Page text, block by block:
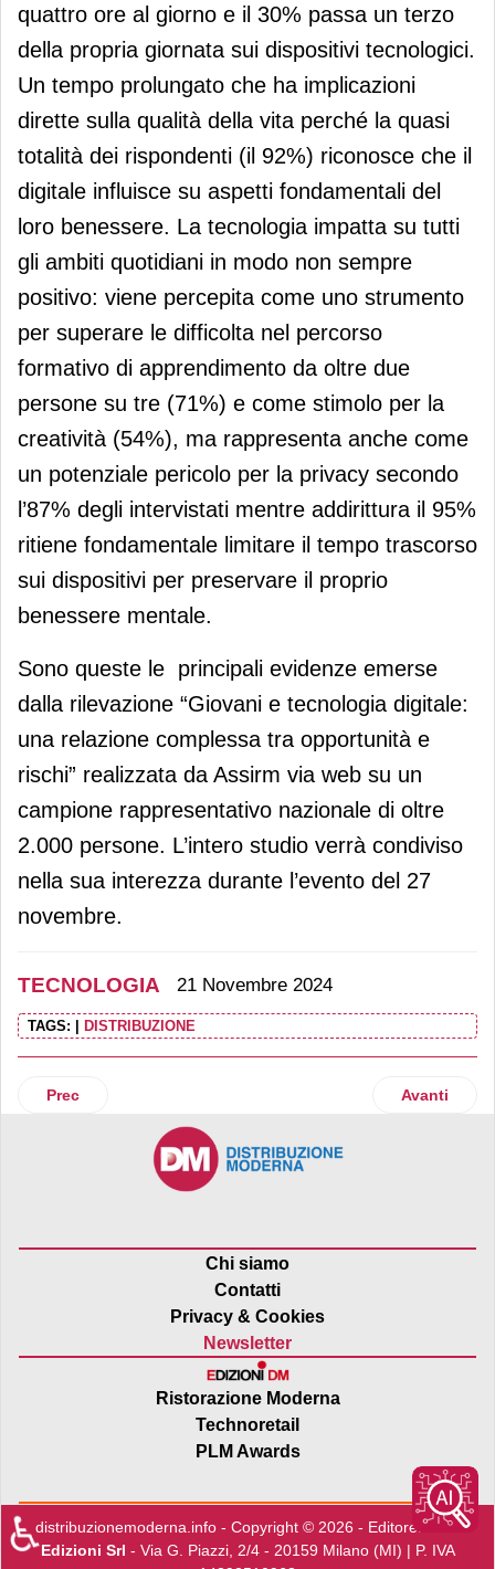
quattro ore al giorno e il 30% passa un terzo
della propria giornata sui dispositivi tecnologici.
Un tempo prolungato che ha implicazioni
dirette sulla qualità della vita perché la quasi
totalità dei rispondenti (il 92%) riconosce che il
digitale influisce su aspetti fondamentali del
loro benessere. La tecnologia impatta su tutti
gli ambiti quotidiani in modo non sempre
positivo: viene percepita come uno strumento
per superare le difficolta nel percorso
formativo di apprendimento da oltre due
persone su tre (71%) e come stimolo per la
creatività (54%), ma rappresenta anche come
un potenziale pericolo per la privacy secondo
l’87% degli intervistati mentre addirittura il 95%
ritiene fondamentale limitare il tempo trascorso
sui dispositivi per preservare il proprio
benessere mentale.
Sono queste le principali evidenze emerse
dalla rilevazione “Giovani e tecnologia digitale:
una relazione complessa tra opportunità e
rischi” realizzata da Assirm via web su un
campione rappresentativo nazionale di oltre
2.000 persone. L’intero studio verrà condiviso
nella sua interezza durante l’evento del 27
novembre.
TECNOLOGIA 21 Novembre 2024
TAGS: | DISTRIBUZIONE
Articolo precedente: Supply Chain, sì al programma che
Prec Articolo
Avanti
Chi siamo
Contatti
Privacy & Cookies
Newsletter
Ristorazione Moderna
Technoretail
PLM Awards
distribuzionemoderna.info - Copyright © 2026 - Editore:Edra
Edizioni Srl - Via G. Piazzi, 2/4 - 20159 Milano (MI) | P. IVA